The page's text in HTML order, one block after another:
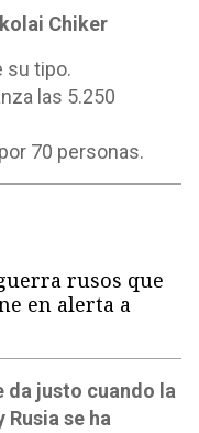
Chiker
su tipo.
las 5.250
70 personas.
rusos que
en alerta a
da justo cuando la
se ha